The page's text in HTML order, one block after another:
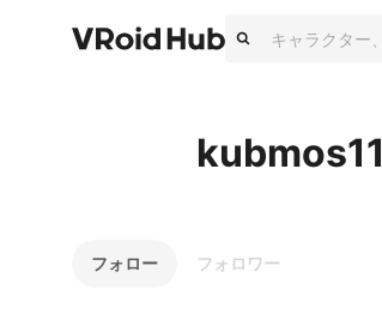
kubmos11
フォロー フォロワー